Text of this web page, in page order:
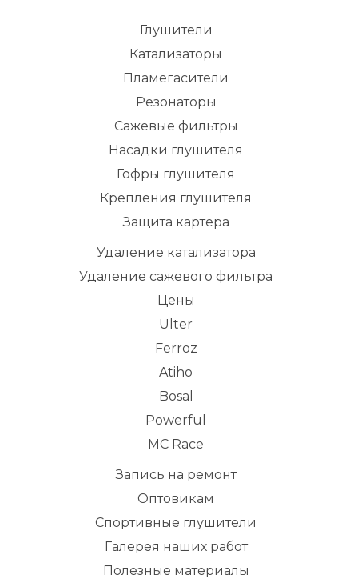
Глушители
Катализаторы
Пламегасители
Резонаторы
Сажевые фильтры
Насадки глушителя
Гофры глушителя
Крепления глушителя
Защита картера
Удаление катализатора
Удаление сажевого фильтра
Цены
Ulter
Ferroz
Atiho
Bosal
Powerful
MC Race
Запись на ремонт
Оптовикам
Спортивные глушители
Галерея наших работ
Полезные материалы